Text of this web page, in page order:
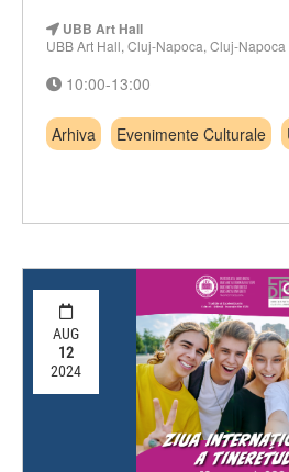
UBB Art Hall
UBB Art Hall, Cluj-Napoca, Cluj-Napoca
10:00-13:00
Arhiva Evenimente Culturale
AUG
12
2024